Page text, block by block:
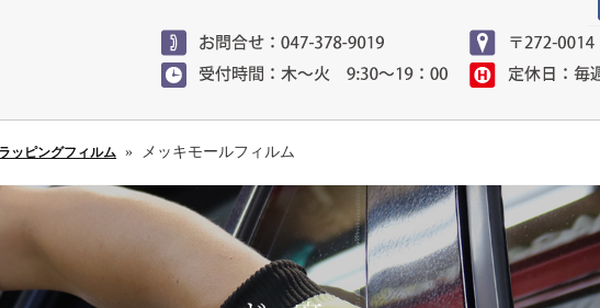
ラッピングフィルム » メッキモールフィルム